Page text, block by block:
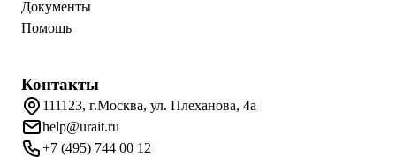
Документы
Помощь
Контакты
111123, г.Москва, ул. Плеханова, 4а
help@urait.ru
+7 (495) 744 00 12